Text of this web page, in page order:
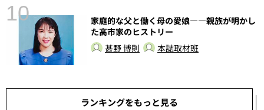
10
家庭的な父と働く母の愛娘――親族が明かし
た高市家のヒストリー
甚野 博則
本誌取材班
ランキングをもっと見る